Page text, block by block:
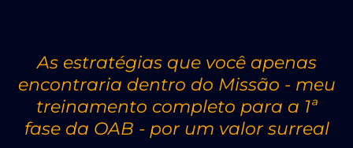
As estratégias que você apenas
encontraria dentro do Missão - meu
treinamento completo para a 1ª
fase da OAB - por um valor surreal